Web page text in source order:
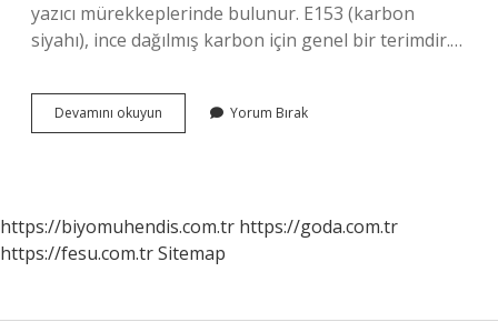
yazıcı mürekkeplerinde bulunur. E153 (karbon
siyahı), ince dağılmış karbon için genel bir terimdir.…
Devamını okuyun
Rengi
Yorum Bırak
https://biyomuhendis.com.tr https://goda.com.tr
https://fesu.com.trSitemap